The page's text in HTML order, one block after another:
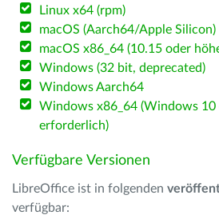
Linux x64 (rpm)
macOS (Aarch64/Apple Silicon)
macOS x86_64 (10.15 oder
Windows (32 bit, deprecated)
Windows Aarch64
Windows x86_64 (Windows 10
erforderlich)
Verfügbare Versionen
LibreOffice ist in folgenden
verfügbar: